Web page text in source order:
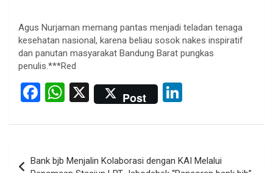
Agus Nurjaman memang pantas menjadi teladan tenaga
kesehatan nasional, karena beliau sosok nakes inspiratif
dan panutan masyarakat Bandung Barat pungkas
penulis.***Red
F
ce
b
W
at
s
X Post
ke
dI
Bank bjb Menjalin Kolaborasi dengan KAI Melalui